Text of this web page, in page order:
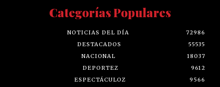
Categorías Populares
NOTICIAS DEL DÍA
72986
DESTACADOS
55535
NACIONAL
18037
DEPORTEZ
9612
ESPECTÁCULOZ
9566